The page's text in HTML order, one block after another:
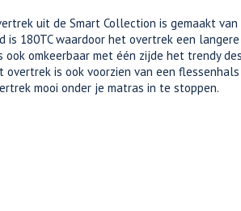
uit de Smart Collection is gemaakt van
is 180TC waardoor het overtrek een langere
omkeerbaar met één zijde het trendy
overtrek is ook voorzien van een
mooi onder je matras in te stoppen.